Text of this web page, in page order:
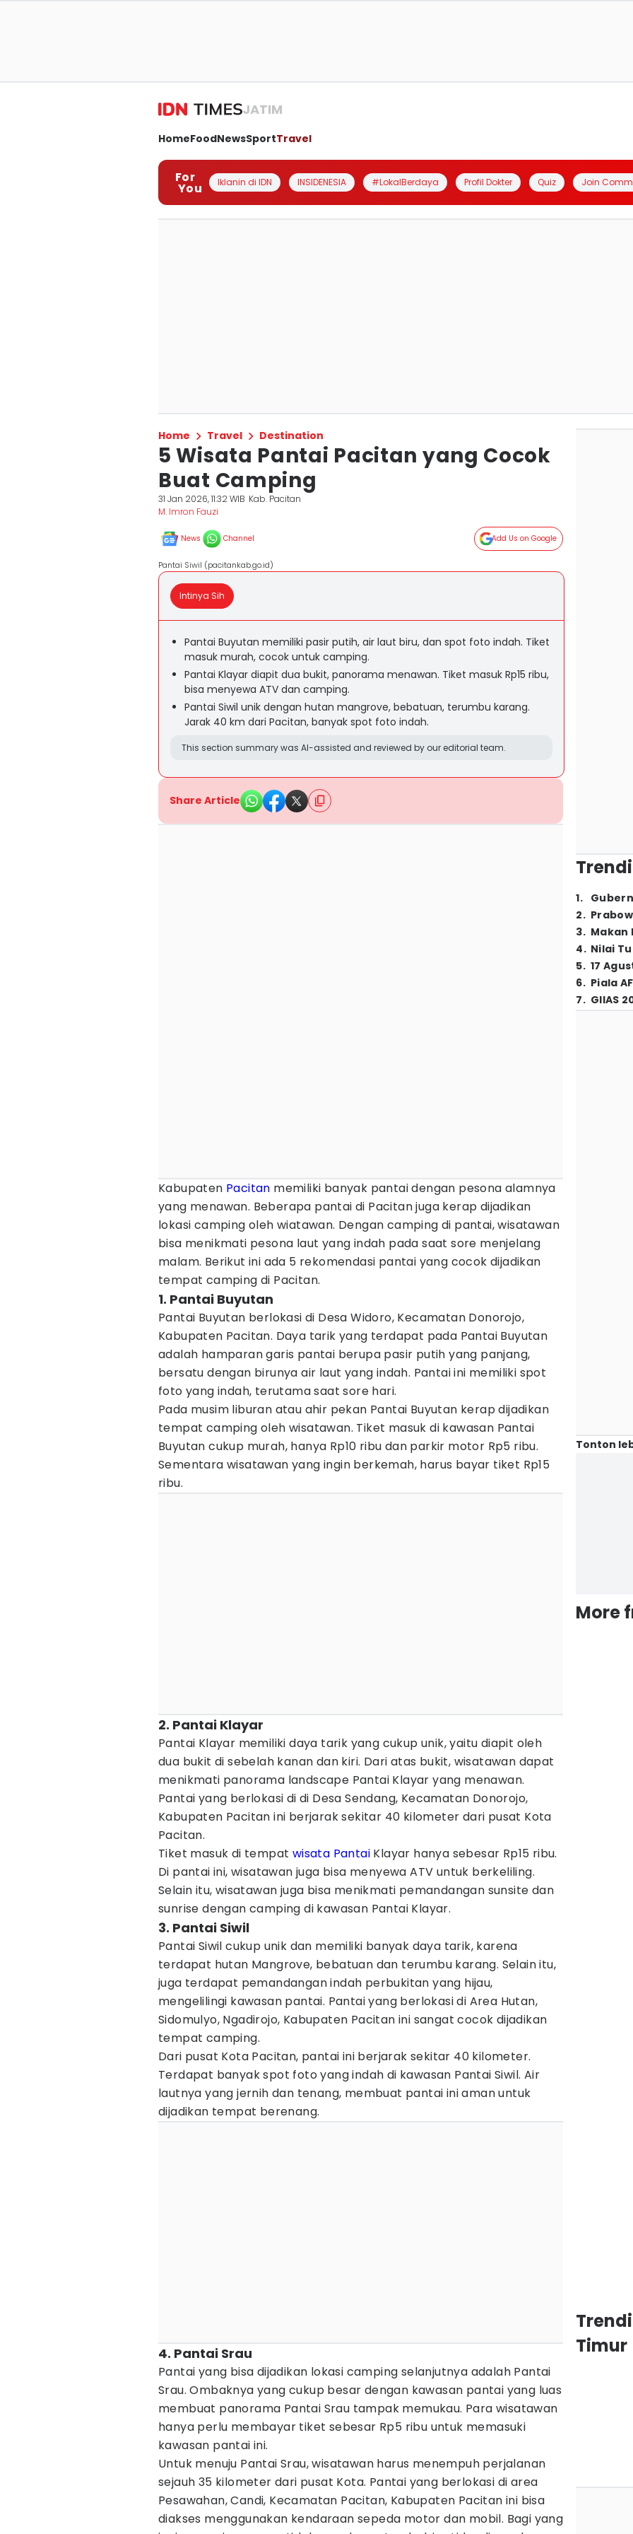
JATIM
HomeFoodNewsSportTravel
For
You Iklanin di IDN INSIDENESIA #LokalBerdaya Profil Dokter Quiz Join
Home Travel Destination
5 Wisata Pantai Pacitan yang Cocok
Buat Camping
31 Jan 2026, 11:32 WIB Kab. Pacitan
M. Imron Fauzi
News Channel Add Us on Google
Pantai Siwil (pacitankab.go.id)
Intinya Sih
Pantai Buyutan memiliki pasir putih, air laut biru, dan spot foto indah. Tiket
masuk murah, cocok untuk camping.
Pantai Klayar diapit dua bukit, panorama menawan. Tiket masuk Rp15 ribu,
bisa menyewa ATV dan camping.
Pantai Siwil unik dengan hutan mangrove, bebatuan, terumbu karang.
Jarak 40 km dari Pacitan, banyak spot foto indah.
This section summary was AI-assisted and reviewed by our editorial team.
Share Article
Kabupaten Pacitan memiliki banyak pantai dengan pesona alamnya
yang menawan. Beberapa pantai di Pacitan juga kerap dijadikan
lokasi camping oleh wiatawan. Dengan camping di pantai, wisatawan
bisa menikmati pesona laut yang indah pada saat sore menjelang
malam. Berikut ini ada 5 rekomendasi pantai yang cocok dijadikan
tempat camping di Pacitan.
1. Pantai Buyutan
Pantai Buyutan berlokasi di Desa Widoro, Kecamatan Donorojo,
Kabupaten Pacitan. Daya tarik yang terdapat pada Pantai Buyutan
adalah hamparan garis pantai berupa pasir putih yang panjang,
bersatu dengan birunya air laut yang indah. Pantai ini memiliki spot
foto yang indah, terutama saat sore hari.
Pada musim liburan atau ahir pekan Pantai Buyutan kerap dijadikan
tempat camping oleh wisatawan. Tiket masuk di kawasan Pantai
Buyutan cukup murah, hanya Rp10 ribu dan parkir motor Rp5 ribu.
Sementara wisatawan yang ingin berkemah, harus bayar tiket Rp15
ribu.
2. Pantai Klayar
Pantai Klayar memiliki daya tarik yang cukup unik, yaitu diapit oleh
dua bukit di sebelah kanan dan kiri. Dari atas bukit, wisatawan dapat
menikmati panorama landscape Pantai Klayar yang menawan.
Pantai yang berlokasi di di Desa Sendang, Kecamatan Donorojo,
Kabupaten Pacitan ini berjarak sekitar 40 kilometer dari pusat Kota
Pacitan.
Tiket masuk di tempat wisata Pantai Klayar hanya sebesar Rp15 ribu.
Di pantai ini, wisatawan juga bisa menyewa ATV untuk berkeliling.
Selain itu, wisatawan juga bisa menikmati pemandangan sunsite dan
sunrise dengan camping di kawasan Pantai Klayar.
3. Pantai Siwil
Pantai Siwil cukup unik dan memiliki banyak daya tarik, karena
terdapat hutan Mangrove, bebatuan dan terumbu karang. Selain itu,
juga terdapat pemandangan indah perbukitan yang hijau,
mengelilingi kawasan pantai. Pantai yang berlokasi di Area Hutan,
Sidomulyo, Ngadirojo, Kabupaten Pacitan ini sangat cocok dijadikan
tempat camping.
Dari pusat Kota Pacitan, pantai ini berjarak sekitar 40 kilometer.
Terdapat banyak spot foto yang indah di kawasan Pantai Siwil. Air
lautnya yang jernih dan tenang, membuat pantai ini aman untuk
dijadikan tempat berenang.
4. Pantai Srau
Pantai yang bisa dijadikan lokasi camping selanjutnya adalah Pantai
Srau. Ombaknya yang cukup besar dengan kawasan pantai yang luas
membuat panorama Pantai Srau tampak memukau. Para wisatawan
hanya perlu membayar tiket sebesar Rp5 ribu untuk memasuki
kawasan pantai ini.
Untuk menuju Pantai Srau, wisatawan harus menempuh perjalanan
sejauh 35 kilometer dari pusat Kota. Pantai yang berlokasi di area
Pesawahan, Candi, Kecamatan Pacitan, Kabupaten Pacitan ini bisa
diakses menggunakan kendaraan sepeda motor dan mobil. Bagi yang
1.
2.
3. Makan
4. Nilai
5. 17
6. Piala
7. GIIAS
Tonton
More
Timur